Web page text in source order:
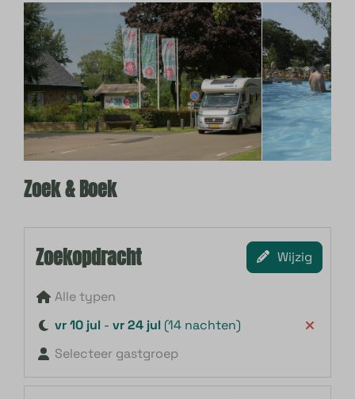
Zoek & Boek
Zoekopdracht Wijzig
Alle typen
vr 10 jul -vr 24 jul (14 nachten)
Selecteer gastgroep